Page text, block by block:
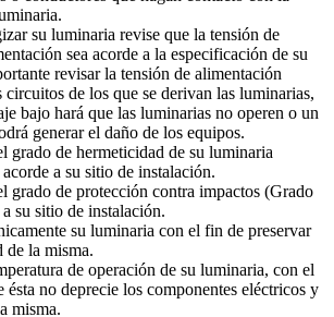
su luminaria revise que la tensión de
sea acorde a la especificación de su
revisar la tensión de alimentación
de los que se derivan las luminarias,
bajo hará que las luminarias no operen o un
generar el daño de los equipos.
grado de hermeticidad de su luminaria
a su sitio de instalación.
grado de protección contra impactos (Grado
su sitio de instalación.
su luminaria con el fin de preservar
de la misma.
de operación de su luminaria, con el
ésta no deprecie los componentes eléctricos y
misma.